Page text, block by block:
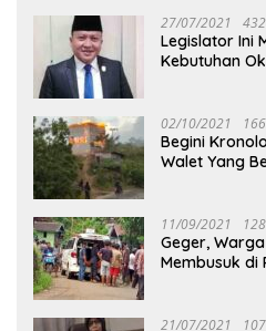
27/07/2021
Legislator Ini
Kebutuhan
02/10/2021
Begini
Walet Yang
11/09/2021
Geger,
Membusuk di
21/07/2021